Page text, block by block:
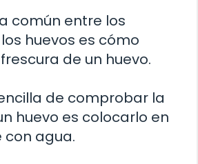
común entre los
huevos es cómo
de un huevo.
de comprobar la
huevo es colocarlo en
con agua.